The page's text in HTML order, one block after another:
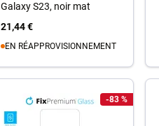
Galaxy S23, noir mat
21,44 €
EN RÉAPPROVISIONNEMENT
-83 %